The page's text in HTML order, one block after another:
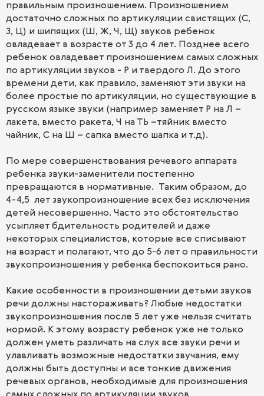
правильным произношением. Произношением
достаточно сложных по артикуляции свистящих (С,
З, Ц) и шипящих (Ш, Ж, Ч, Щ) звуков ребенок
овладевает в возрасте от 3 до 4 лет. Позднее всего
ребенок овладевает произношением самых сложных
по артикуляции звуков - Р и твердого Л. До этого
времени дети, как правило, заменяют эти звуки на
более простые по артикуляции, но существующие в
русском языке звуки (например заменяет Р на Л –
лакета, вместо ракета, Ч на ТЬ –тяйник вместо
чайник, С на Ш – сапка вместо шапка и т.д).
По мере совершенствования речевого аппарата
ребенка звуки-заменители постепенно
превращаются в нормативные. Таким образом, до
4-4,5 лет звукопроизношение всех без исключения
детей несовершенно. Часто это обстоятельство
усыпляет бдительность родителей и даже
некоторых специалистов, которые все списывают
на возраст и полагают, что до 5-6 лет о правильности
звукопроизношения у ребенка беспокоиться рано.
Какие особенности в произношении детьми звуков
речи должны настораживать? Любые недостатки
звукопроизношения после 5 лет уже нельзя считать
нормой. К этому возрасту ребенок уже не только
должен уметь различать на слух все звуки речи и
улавливать возможные недостатки звучания, ему
должны быть доступны и все тонкие движения
речевых органов, необходимые для произношения